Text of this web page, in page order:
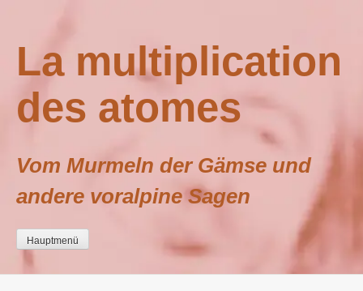
springen
La multiplication
des atomes
Vom Murmeln der Gämse und
andere voralpine Sagen
Hauptmenü